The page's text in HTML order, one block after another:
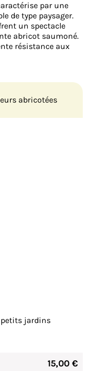
par une
de type paysager.
un spectacle
abricot saumoné.
résistance aux
abricotées
petits jardins
15,00 €